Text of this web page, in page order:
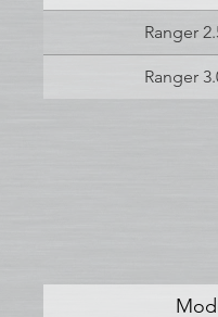
Ranger
Ranger